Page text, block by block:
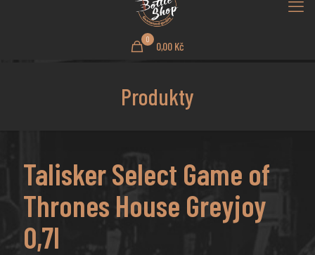
0
0,00 Kč
Produkty
Talisker Select Game of
Thrones House Greyjoy
0,7l